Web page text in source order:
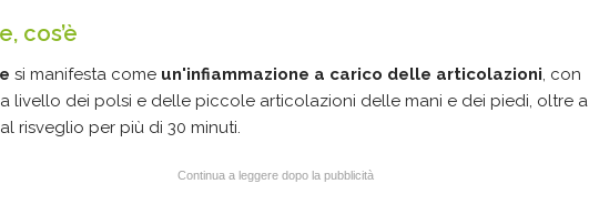
cos’è
si manifesta come un'infiammazione a carico delle articolazioni, con
livello dei polsi e delle piccole articolazioni delle mani e dei piedi, oltre a
risveglio per più di 30 minuti.
Continua a leggere dopo la pubblicità